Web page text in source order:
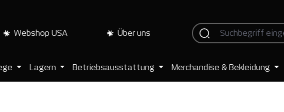
Webshop USA Über uns
Lagern Betriebsausstattung Merchandise & Bekleidung